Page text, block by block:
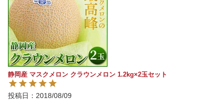
静岡産 マスクメロン クラウンメロン 1.2kg×2玉セット
投稿日 2018/08/09